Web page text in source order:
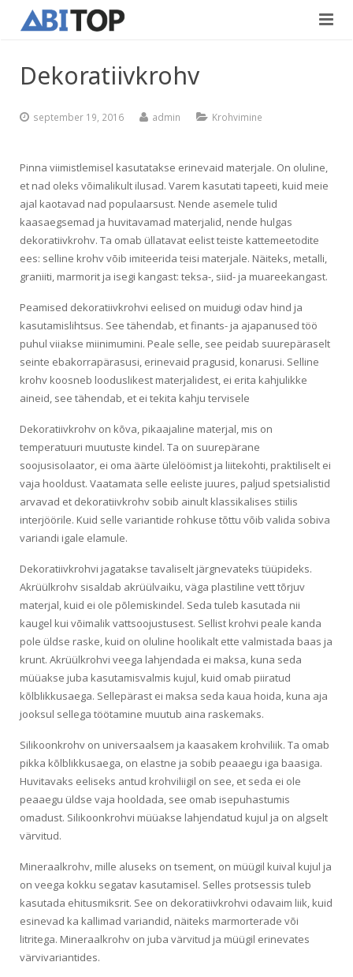
Teedeehitus
Kontaktid
Vabad töökohad
Blogi
Eesti
Dekoratiivkrohv
september 19, 2016 admin Krohvimine
Pinna viimistlemisel kasutatakse erinevaid materjale. On oluline,
et nad oleks võimalikult ilusad. Varem kasutati tapeeti, kuid meie
ajal kaotavad nad populaarsust. Nende asemele tulid
kaasaegsemad ja huvitavamad materjalid, nende hulgas
dekoratiivkrohv. Ta omab üllatavat eelist teiste kattemeetodite
ees: selline krohv võib imiteerida teisi materjale. Näiteks, metalli,
graniiti, marmorit ja isegi kangast: teksa-, siid- ja muareekangast.
Peamised dekoratiivkrohvi eelised on muidugi odav hind ja
kasutamislihtsus. See tähendab, et finants- ja ajapanused töö
puhul viiakse miinimumini. Peale selle, see peidab suurepäraselt
seinte ebakorrapärasusi, erinevaid pragusid, konarusi. Selline
krohv koosneb looduslikest materjalidest, ei erita kahjulikke
aineid, see tähendab, et ei tekita kahju tervisele
Dekoratiivkrohv on kõva, pikaajaline materjal, mis on
temperatuuri muutuste kindel. Ta on suurepärane
soojusisolaator, ei oma äärte ülelöömist ja liitekohti, praktiliselt ei
vaja hooldust. Vaatamata selle eeliste juures, paljud spetsialistid
arvavad et dekoratiivkrohv sobib ainult klassikalises stiilis
interjöörile. Kuid selle variantide rohkuse tõttu võib valida sobiva
variandi igale elamule.
Dekoratiivkrohvi jagatakse tavaliselt järgnevateks tüüpideks.
Akrüülkrohv sisaldab akrüülvaiku, väga plastiline vett tõrjuv
materjal, kuid ei ole põlemiskindel. Seda tuleb kasutada nii
kaugel kui võimalik vattsoojustusest. Sellist krohvi peale kanda
pole üldse raske, kuid on oluline hoolikalt ette valmistada baas ja
krunt. Akrüülkrohvi veega lahjendada ei maksa, kuna seda
müüakse juba kasutamisvalmis kujul, kuid omab piiratud
kõlblikkusaega. Sellepärast ei maksa seda kaua hoida, kuna aja
jooksul sellega töötamine muutub aina raskemaks.
Silikoonkrohv on universaalsem ja kaasakem krohviliik. Ta omab
pikka kõlblikkusaega, on elastne ja sobib peaaegu iga baasiga.
Huvitavaks eeliseks antud krohviliigil on see, et seda ei ole
peaaegu üldse vaja hooldada, see omab isepuhastumis
omadust. Silikoonkrohvi müüakse lahjendatud kujul ja on algselt
värvitud.
Mineraalkrohv, mille aluseks on tsement, on müügil kuival kujul ja
on veega kokku segatav kasutamisel. Selles protsessis tuleb
kasutada ehitusmiksrit. See on dekoratiivkrohvi odavaim liik, kuid
esinevad ka kallimad variandid, näiteks marmorterade või
litritega. Mineraalkrohv on juba värvitud ja müügil erinevates
värvivariantides.